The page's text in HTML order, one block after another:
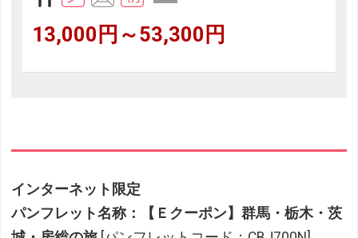
13,000円～53,300円
インターネット限定
パンフレット名称：【Ｅクーポン】群馬・栃木・茨